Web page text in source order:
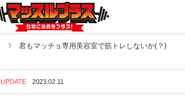
君もマッチョ専用美容室で筋トレしないか(？)
UPDATE 2023.02.11